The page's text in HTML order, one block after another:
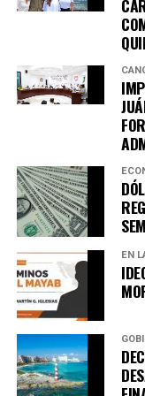
6.
muertos en
Lluvias torrenciales
en Mozambique,
100 fallecidos y
de rescate
7. Uganda
arresto de
Al menos siete
entre manifestantes
detención del líder
helicóptero a un
internacionales
electoral.
EN